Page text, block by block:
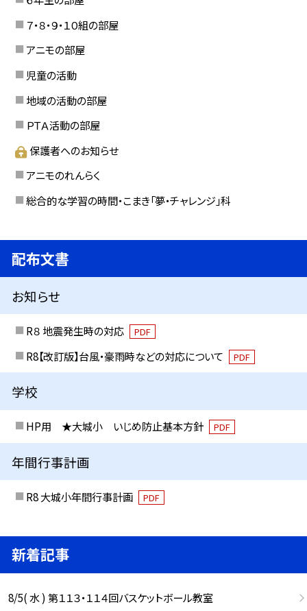
７・８・９・１０組の部屋
アニモの部屋
児童の活動
地域の活動の部屋
ＰＴＡ活動の部屋
保護者へのお知らせ
アニモのれんらく
総合的な学習の時間・こまき「夢・チャレンジ」科
配布文書
お知らせ
R８ 地震発生時の対応 PDF
R8【改訂版】台風・豪雨時などの対応について PDF
学校
HP用 ★大城小 いじめ防止基本方針 PDF
年間行事計画
R8 大城小年間行事計画 PDF
新着記事
8/5( 水 ) 第１１３・１１４回バスケットボール教室